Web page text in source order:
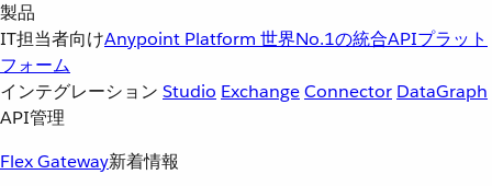
製品
IT担当者向けAnypoint Platform 世界No.1の統合APIプラット
フォーム
インテグレーション Studio ExchangeConnector DataGraph
API管理
Flex Gateway新着情報